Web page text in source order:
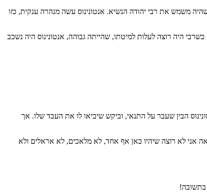
משמש את רבי יהודה הנשיא. אנטונינוס עשה מנהרה ענקית, כזו
היה רוצה לעלות למיטתו, שהייתה גבוהה, אנטונינוס היה נשכב
הבין שעבר על התנאי, וביקש שיביאו לו את העבד שלו. אך
אני לא רוצה שיהיו כאן אף אחד, לא מלאכים, לא אראלים ולא
בתשובה!